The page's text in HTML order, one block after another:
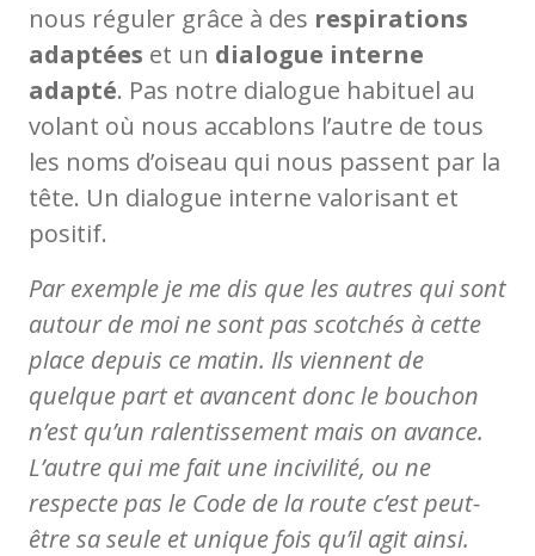
nous réguler grâce à des respirations
adaptées et un dialogue interne
adapté. Pas notre dialogue habituel au
volant où nous accablons l’autre de tous
les noms d’oiseau qui nous passent par la
tête. Un dialogue interne valorisant et
positif.
Par exemple je me dis que les autres qui sont
autour de moi ne sont pas scotchés à cette
place depuis ce matin. Ils viennent de
quelque part et avancent donc le bouchon
n’est qu’un ralentissement mais on avance.
L’autre qui me fait une incivilité, ou ne
respecte pas le Code de la route c’est peut-
être sa seule et unique fois qu’il agit ainsi.